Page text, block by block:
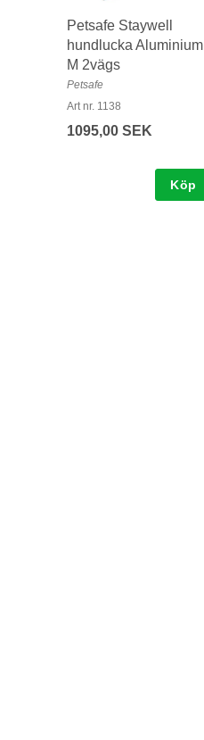
Petsafe Staywell
hundlucka Aluminium
M 2vägs
Petsafe
Art nr. 1138
1095,00 SEK
Köp